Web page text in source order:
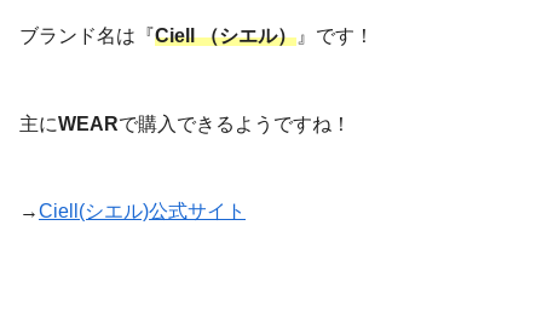
ブランド名は『Ciell （シエル） 』です！
主にWEARで購入できるようですね！
→Ciell(シエル)公式サイト